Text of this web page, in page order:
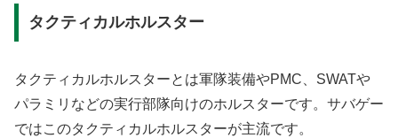
タクティカルホルスター
タクティカルホルスターとは軍隊装備やPMC、SWATや
パラミリなどの実行部隊向けのホルスターです。サバゲー
ではこのタクティカルホルスターが主流です。